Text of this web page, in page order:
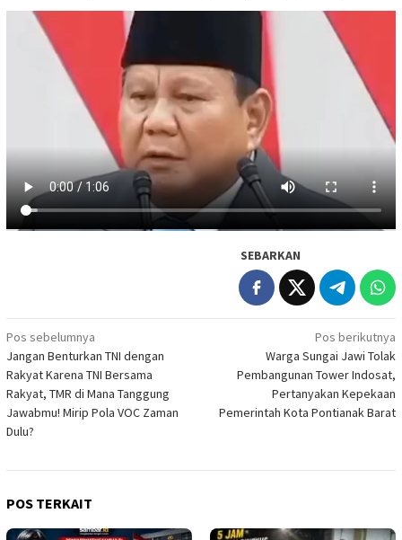
SEBARKAN
Navigasi
pos
Pos sebelumnya
Jangan Benturkan TNI dengan
Rakyat Karena TNI Bersama
Rakyat, TMR di Mana Tanggung
Jawabmu! Mirip Pola VOC Zaman
Dulu?
Pos berikutnya
Warga Sungai Jawi Tolak
Pembangunan Tower Indosat,
Pertanyakan Kepekaan
Pemerintah Kota Pontianak Barat
POS TERKAIT